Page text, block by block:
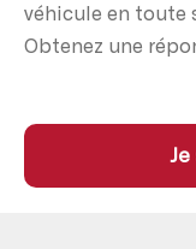
véhicule en toute
Obtenez une
Je